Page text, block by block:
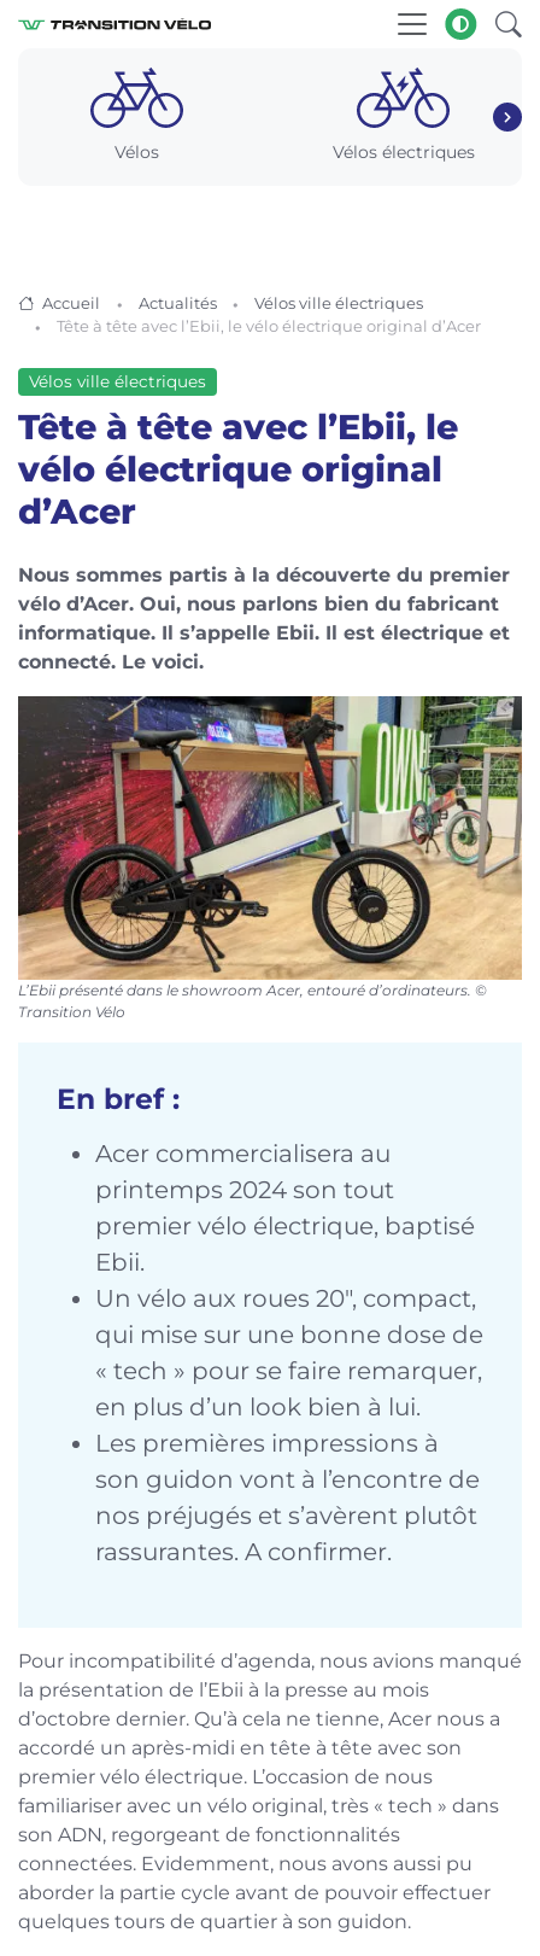
Vélos Vélos électriques
Accueil Actualités
Vélos ville électriques
Tête à tête avec l’Ebii, le vélo électrique original d’Acer
Vélos ville électriques
Tête à tête avec l’Ebii, le
vélo électrique original
d’Acer
Nous sommes partis à la découverte du premier
vélo d’Acer. Oui, nous parlons bien du fabricant
informatique. Il s’appelle Ebii. Il est électrique et
connecté. Le voici.
L’Ebii présenté dans le showroom Acer, entouré d’ordinateurs. ©
Transition Vélo
En bref :
Acer commercialisera au
printemps 2024 son tout
premier vélo électrique, baptisé
Ebii.
Un vélo aux roues 20″, compact,
qui mise sur une bonne dose de
« tech » pour se faire remarquer,
en plus d’un look bien à lui.
Les premières impressions à
son guidon vont à l’encontre de
nos préjugés et s’avèrent plutôt
rassurantes. A confirmer.
Pour incompatibilité d’agenda, nous avions manqué
la présentation de l’Ebii à la presse au mois
d’octobre dernier. Qu’à cela ne tienne, Acer nous a
accordé un après-midi en tête à tête avec son
premier vélo électrique. L’occasion de nous
familiariser avec un vélo original, très « tech » dans
son ADN, regorgeant de fonctionnalités
connectées. Evidemment, nous avons aussi pu
aborder la partie cycle avant de pouvoir effectuer
quelques tours de quartier à son guidon.